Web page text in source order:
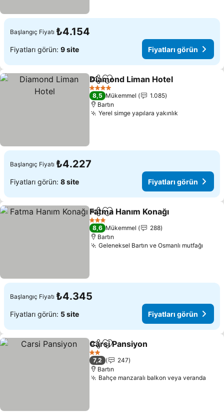
Başlangıç Fiyatı ₺4.154
Fiyatları görün: 9 site Fiyatları görün
PaylaşFavorilerime ekle
Diamond Liman Hotel
4 Yıldız
8,5 Mükemmel
1.085
Bartın
Yerel simge yapılara yakınlık
Başlangıç Fiyatı ₺4.227
Fiyatları görün: 8 site Fiyatları görün
PaylaşFavorilerime ekle
Fatma Hanım Konağı
3 Yıldız
8,6 Mükemmel
288
Bartın
Geleneksel Bartın ve Osmanlı mutfağı
Başlangıç Fiyatı ₺4.345
Fiyatları görün: 5 site Fiyatları görün
PaylaşFavorilerime ekle
Carsi Pansiyon
2 Yıldız
7,2
247
Bartın
Bahçe manzaralı balkon veya veranda